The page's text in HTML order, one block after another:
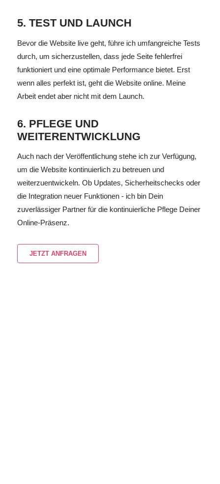
5. TEST UND LAUNCH
Bevor die Website live geht, führe ich umfangreiche Tests
durch, um sicherzustellen, dass jede Seite fehlerfrei
funktioniert und eine optimale Performance bietet. Erst
wenn alles perfekt ist, geht die Website online. Meine
Arbeit endet aber nicht mit dem Launch.
6. PFLEGE UND
WEITERENTWICKLUNG
Auch nach der Veröffentlichung stehe ich zur Verfügung,
um die Website kontinuierlich zu betreuen und
weiterzuentwickeln. Ob Updates, Sicherheitschecks oder
die Integration neuer Funktionen - ich bin Dein
zuverlässiger Partner für die kontinuierliche Pflege Deiner
Online-Präsenz.
JETZT ANFRAGEN